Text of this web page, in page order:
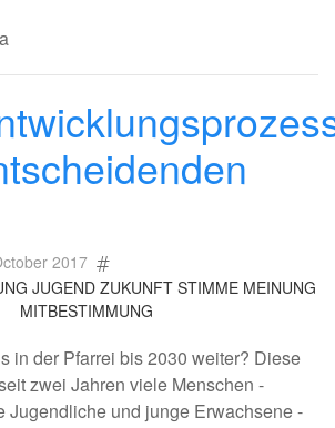
2017
JUGEND ZUKUNFT STIMME MEINUNG
MITBESTIMMUNG
in der Pfarrei bis 2030 weiter? Diese
zwei Jahren viele Menschen -
Jugendliche und junge Erwachsene -